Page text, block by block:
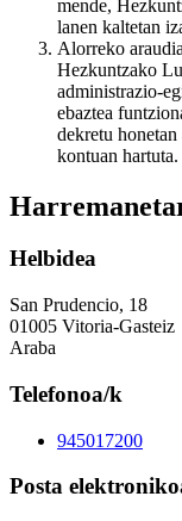
mende,
lanen kaltetan
Alorreko
Hezkuntzako
administrazio-
ebaztea
dekretu honetan
kontuan hartuta.
Helbidea
San Prudencio, 18
01005 Vitoria-Gasteiz
Araba
Telefonoa/k
945017200
Posta